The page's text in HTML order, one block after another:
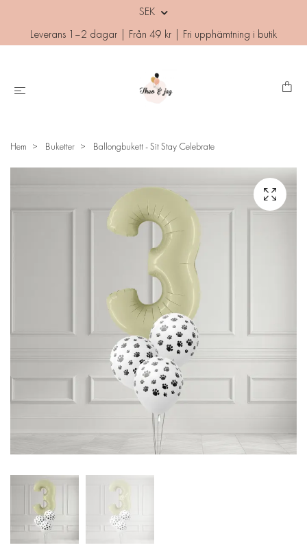
SEK
Leverans 1–2 dagar | Från 49 kr | Fri upphämtning i butik
Hem Buketter Ballongbukett - Sit Stay Celebrate